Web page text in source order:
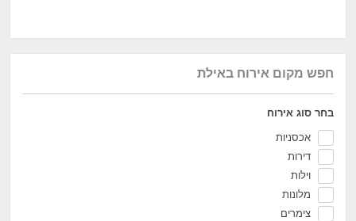
חפש מקום אירוח באילת
בחר סוג אירוח
אכסניות
דירות
וילות
מלונות
צימרים